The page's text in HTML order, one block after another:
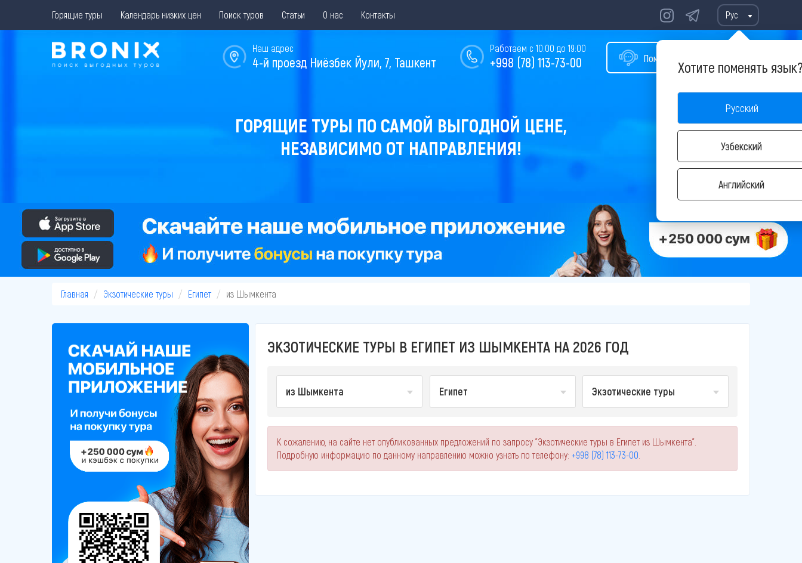
Горящие туры Календарь низких цен Поиск туров Статьи О нас Контакты Рус
Хотите поменять
Русский
Узбекский
Английский
Помощь в подборе тура
Работаем с 10:00 до 19:00
+998 (78) 113-73-00
Наш адрес
4-й проезд Ниёзбек Йули, 7, Ташкент
ГОРЯЩИЕ ТУРЫ ПО САМОЙ ВЫГОДНОЙ ЦЕНЕ,
НЕЗАВИСИМО ОТ НАПРАВЛЕНИЯ!
Главная Экзотические туры Египет из Шымкента
ЭКЗОТИЧЕСКИЕ ТУРЫ В ЕГИПЕТ ИЗ ШЫМКЕНТА НА 2026 ГОД
из Шымкента Египет Экзотические туры
К сожалению, на сайте нет опубликованных предложений по запросу "Экзотические туры в Египет из Шымкента".
Подробную информацию по данному направлению можно узнать по телефону: +998 (78) 113-73-00